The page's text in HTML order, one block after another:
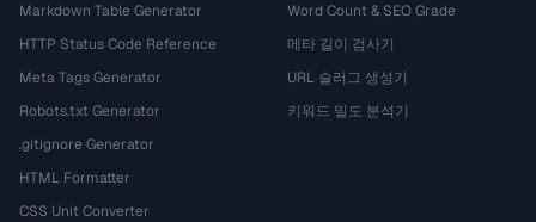
Markdown Table Generator
HTTP Status Code Reference
Meta Tags Generator
Robots.txt Generator
.gitignore Generator
HTML Formatter
CSS Unit Converter
Word Count & SEO Grade
메타 길이 검사기
URL 슬러그 생성기
키워드 밀도 분석기